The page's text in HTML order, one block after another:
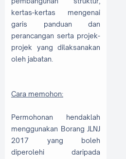
kertas-kertas mengenai
garis panduan dan
perancangan serta projek-
projek yang dilaksanakan
oleh jabatan.
Cara memohon:
Permohonan hendaklah
menggunakan Borang JLNJ
2017 yang boleh
diperolehi daripada